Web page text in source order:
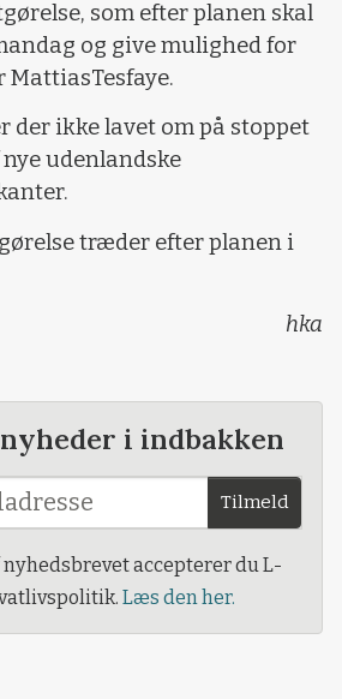
som efter planen skal
og give mulighed for
MattiasTesfaye.
der ikke lavet om på stoppet
udenlandske
træder efter planen i
hka
i indbakken
Tilmeld
accepterer du L-
Læs den her.